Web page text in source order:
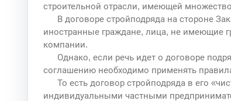
строительной отрасли, имеющей
В договоре стройподряда на стороне
иностранные граждане, лица, не имеющие
компании.
Однако, если речь идет о договоре
соглашению необходимо применять
То есть договор стройподряда в его
индивидуальными частными